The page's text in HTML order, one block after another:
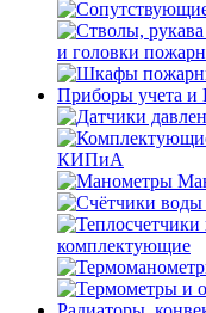
и головки
Приборы учета
КИПиА
комплектующие